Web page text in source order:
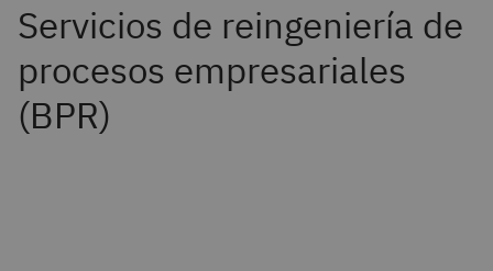
Servicios de reingeniería de
procesos empresariales
(BPR)